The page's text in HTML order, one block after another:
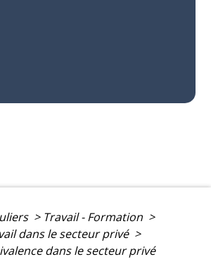
> Travail - Formation >
dans le secteur privé >
dans le secteur privé